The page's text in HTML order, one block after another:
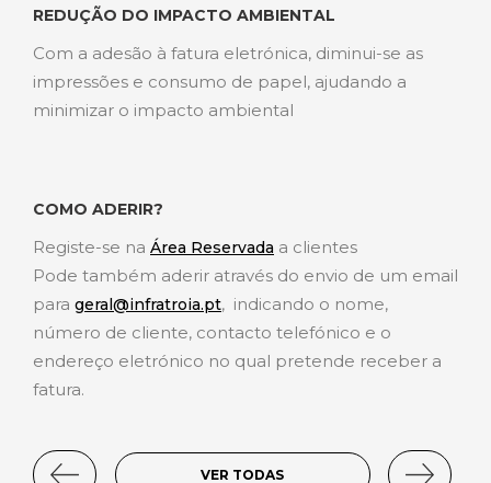
REDUÇÃO DO IMPACTO AMBIENTAL
Com a adesão à fatura eletrónica, diminui-se as
impressões e consumo de papel, ajudando a
minimizar o impacto ambiental
COMO ADERIR?
Registe-se na Área Reservada a clientes
Pode também aderir através do envio de um email
para geral@infratroia.pt, indicando o nome,
número de cliente, contacto telefónico e o
endereço eletrónico no qual pretende receber a
fatura.
VER TODAS